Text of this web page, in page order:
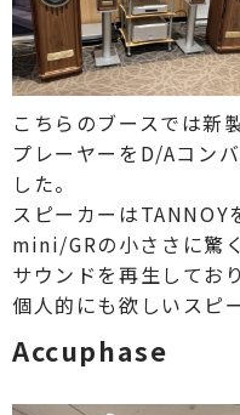
こちらのブースでは新
プレーヤーをD/Aコン
した。
スピーカーは
mini/GRの小ささに驚
サウンドを再生してお
個人的にも欲しいスピ
Accuphase